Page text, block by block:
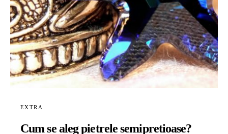
EXTRA
Cum se aleg pietrele semipretioase?